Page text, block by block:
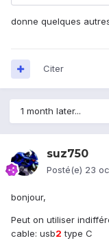
donne quelques
Citer
1 month later...
suz750
Posté(e) 23
bonjour,
Peut on utiliser
cable: usb2 type C